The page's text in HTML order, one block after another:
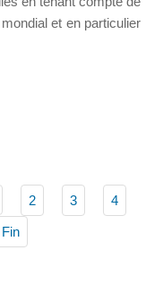
et en particulier
2 3 4
Fin